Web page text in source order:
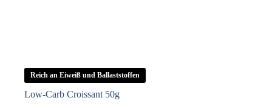
Reich an Eiweiß und Ballaststoffen
Low-Carb Croissant 50g